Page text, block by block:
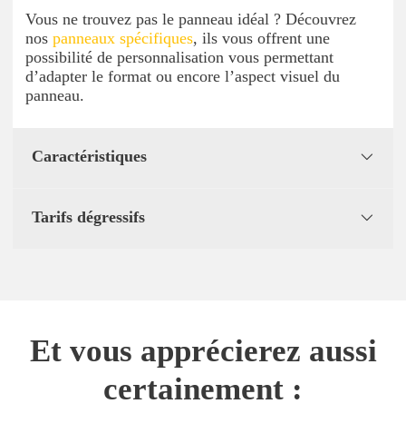
Vous ne trouvez pas le panneau idéal ? Découvrez
nos panneaux spécifiques, ils vous offrent une
possibilité de personnalisation vous permettant
d’adapter le format ou encore l’aspect visuel du
panneau.
Caractéristiques
Tarifs dégressifs
Et vous apprécierez aussi
certainement :